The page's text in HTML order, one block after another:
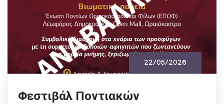
22/05/2026
Φεστιβάλ Ποντιακών